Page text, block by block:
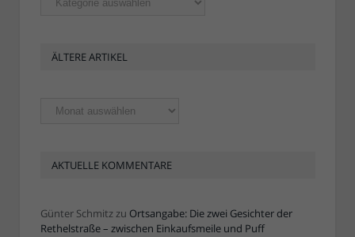
ÄLTERE ARTIKEL
Ältere
Artikel
AKTUELLE KOMMENTARE
Günter Schmitzzu Ortsangabe: Die zwei Gesichter der
Rethelstraße – zwischen Einkaufsmeile und Puff